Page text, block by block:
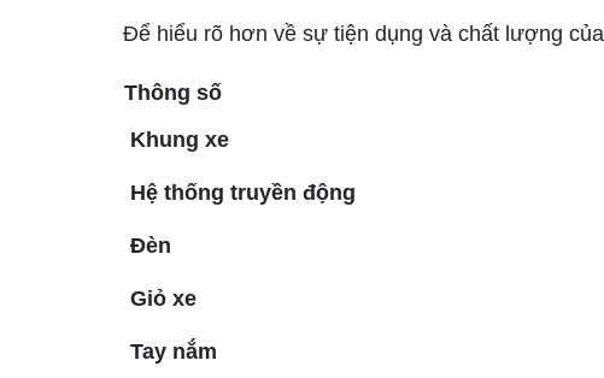
Để hiểu rõ hơn về sự tiện dụng và chất lượng của
Thông số
Khung xe
Hệ thống truyền động
Đèn
Giỏ xe
Tay nắm